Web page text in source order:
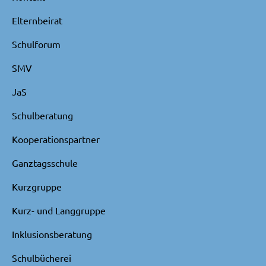
Elternbeirat
Schulforum
SMV
JaS
Schulberatung
Kooperationspartner
Ganztagsschule
Kurzgruppe
Kurz- und Langgruppe
Inklusionsberatung
Schulbücherei